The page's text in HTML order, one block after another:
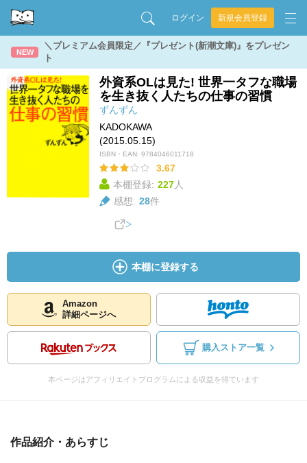
ログイン 新規会員登録
NEW
＼プレミアム会員限定／『プレゼント(新潮文庫)』をプレゼン
ト
外資系OLは見た! 世界一タフな職場
を生き抜く人たちの仕事の習慣
ずんずん
KADOKAWA
(2015.05.15)
ISBN・EAN: 9784046011718
3.67
本棚登録: 227人
感想: 28件
本棚に登録する
Amazon
詳細ページへ
購入ストア一覧
本ページはアフィリエイトプログラムによる収益を得ています
作品紹介・あらすじ